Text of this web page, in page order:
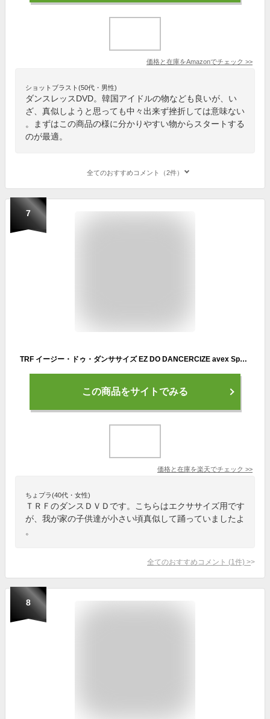
価格と在庫をAmazonでチェック >>
ショットブラスト(50代・男性)
ダンスレッスDVD。韓国アイドルの物なども良いが、い
ざ、真似しようと思っても中々出来ず挫折しては意味ない
。まずはこの商品の様に分かりやすい物からスタートする
のが最適。
全てのおすすめコメント（2件）
7
TRF イージー・ドゥ・ダンササイズ EZ DO DANCERCIZE avex Special Edition DISC4枚セット 東方神起 OCEAN/倖田來未 Butterfly/TRF Love&Peace Forever/globe Feel Like dance「海外直輸入USED」【中古】
この商品をサイトでみる
価格と在庫を楽天でチェック >>
ちょプラ(40代・女性)
ＴＲＦのダンスＤＶＤです。こちらはエクササイズ用です
が、我が家の子供達が小さい頃真似して踊っていましたよ
。
全てのおすすめコメント (1 件) >
8